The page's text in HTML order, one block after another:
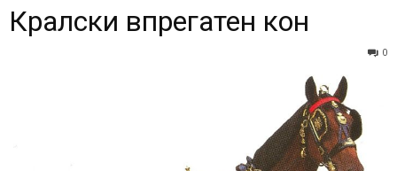
Кралски впрегатен кон
0